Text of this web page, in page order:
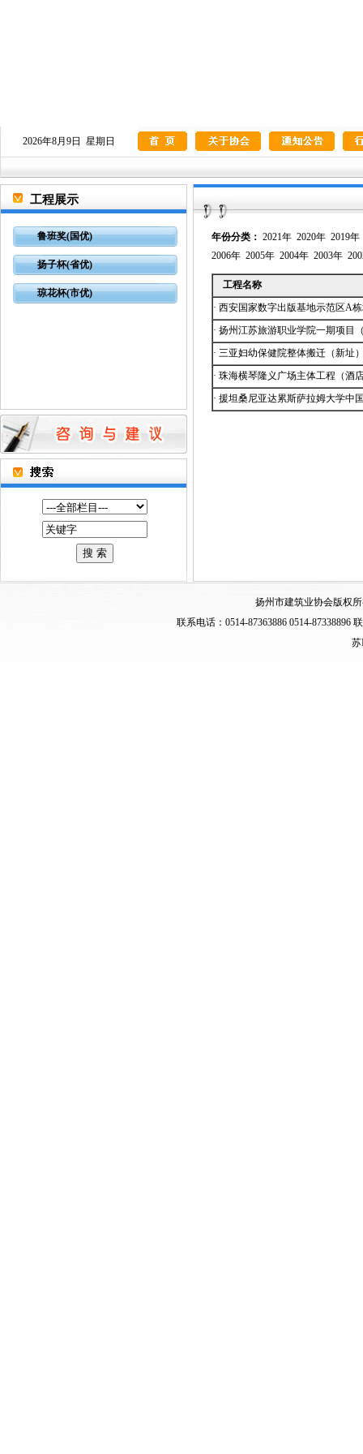
2026年8月9日 星期日
工程展示
鲁班奖(国优)
扬子杯(省优)
琼花杯(市优)
年份分类： 2021年 2020年 2019年
2006年 2005年 2004年 2003年
工程名称
· 西安国家数字出版基地示范区A
· 扬州江苏旅游职业学院一期项目
· 三亚妇幼保健院整体搬迁（新址
· 珠海横琴隆义广场主体工程（酒
· 援坦桑尼亚达累斯萨拉姆大学中
扬州市建筑业协会版权
联系电话：0514-87363886 0514-
苏